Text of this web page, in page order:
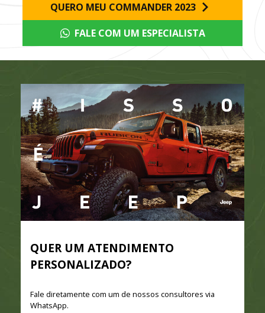
QUERO MEU COMMANDER 2023
FALE COM UM ESPECIALISTA
QUER UM ATENDIMENTO
PERSONALIZADO?
Fale diretamente com um de nossos consultores via
WhatsApp.